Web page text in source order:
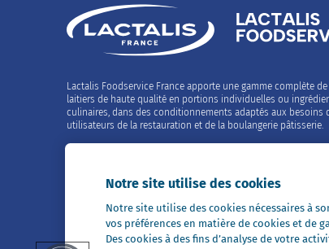
Lactalis Foodservice France apporte une gamme complète
laitiers de haute qualité en portions individuelles ou
culinaires, dans des conditionnements adaptés aux besoins
utilisateurs de la restauration et de la boulangerie pâtisserie.
02 99 26 63 33
Restons en contact
Notre site utilise des cookies
Notre site utilise des cookies nécessaires à
vos préférences en matière de cookies et de
Des cookies à des fins d’analyse de votre